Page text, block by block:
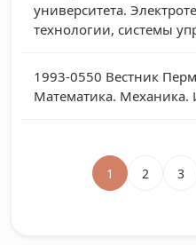
университета.
технологии, системы
1993-0550 Вестник
Математика.
1 2 3